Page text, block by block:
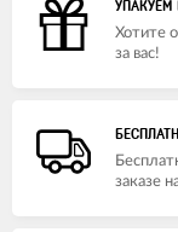
Хотите
за вас!
заказе